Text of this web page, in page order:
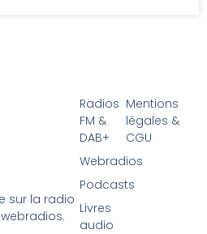
sur la radio
webradios.
Radios
FM &
DAB+
Webradios
Podcasts
Livres
audio
Mentions
légales &
CGU